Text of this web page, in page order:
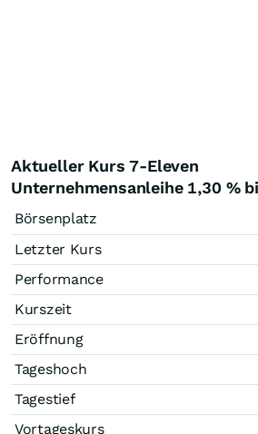
Aktueller Kurs 7-Eleven
Unternehmensanleihe 1,30 %
Börsenplatz
Letzter Kurs
Performance
Kurszeit
Eröffnung
Tageshoch
Tagestief
Vortageskurs